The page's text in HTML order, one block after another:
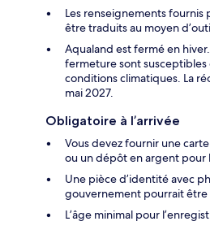
Les renseignements
être traduits au moyen
Aqualand est fermé en
fermeture sont
conditions climatiques. La
mai 2027.
Obligatoire à l’arrivée
Vous devez fournir une
ou un dépôt en argent pour
Une pièce d’identité avec
gouvernement pourrait être
L’âge minimal pour